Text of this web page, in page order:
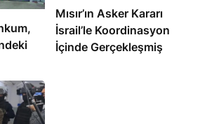
Mısır’ın Asker Kararı
İsrail’le Koordinasyon
İçinde Gerçekleşmiş